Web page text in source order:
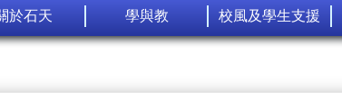
於石天 學與教 校風及學生支援